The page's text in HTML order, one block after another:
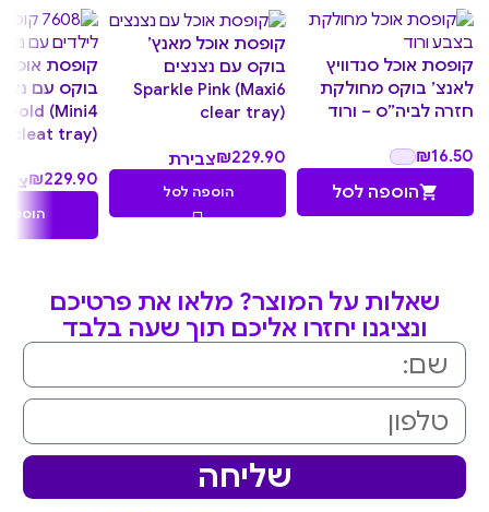
קופסת אוכל סנדוויץ
לאנצ’ בוקס מחולקת
חזרה לביה”ס – ורוד
₪16.50
הוספה לסל
קופסת אוכל מאנץ’
בוקס עם נצנצים
Sparkle Pink (Maxi6
clear tray)
₪229.90
צבירת
22.99
הוספה לסל
קופסת אוכל
בוקס עם
Gold (Mini4
cleat tray)
₪229.90
הוספה
שאלות על המוצר? מלאו את פרטיכם
ונציגנו יחזרו אליכם תוך שעה בלבד
שליחה